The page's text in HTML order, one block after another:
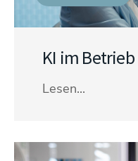
KI im Betrieb
Lesen...